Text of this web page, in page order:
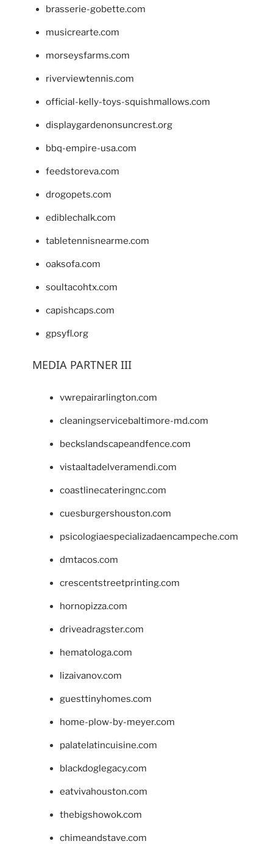
brasserie-gobette.com
musicrearte.com
morseysfarms.com
riverviewtennis.com
official-kelly-toys-squishmallows.com
displaygardenonsuncrest.org
bbq-empire-usa.com
feedstoreva.com
drogopets.com
ediblechalk.com
tabletennisnearme.com
oaksofa.com
soultacohtx.com
capishcaps.com
gpsyfl.org
MEDIA PARTNER III
vwrepairarlington.com
cleaningservicebaltimore-md.com
beckslandscapeandfence.com
vistaaltadelveramendi.com
coastlinecateringnc.com
cuesburgershouston.com
psicologiaespecializadaencampeche.com
dmtacos.com
crescentstreetprinting.com
hornopizza.com
driveadragster.com
hematologa.com
lizaivanov.com
guesttinyhomes.com
home-plow-by-meyer.com
palatelatincuisine.com
blackdoglegacy.com
eatvivahouston.com
thebigshowok.com
chimeandstave.com